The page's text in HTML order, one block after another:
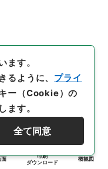
面
印刷
ダウンロード
概観図
ます。
るように、 プライ
ー（Cookie）の
ます。
全て同意